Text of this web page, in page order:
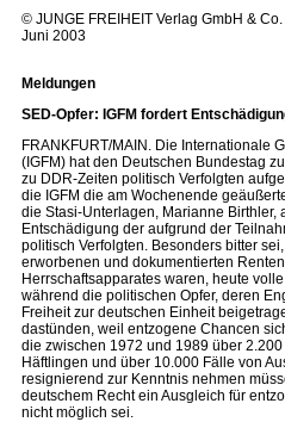
© JUNGE FREIHEIT Verlag GmbH & Co.
Juni 2003
Meldungen
SED-Opfer: IGFM fordert
FRANKFURT/MAIN. Die Internationale
(IGFM) hat den Deutschen Bundestag
zu DDR-Zeiten politisch Verfolgten
die IGFM die am Wochenende
die Stasi-Unterlagen, Marianne Birthler,
Entschädigung der aufgrund der
politisch Verfolgten. Besonders bitter
erworbenen und dokumentierten
Herrschaftsapparates waren, heute
während die politischen Opfer, deren
Freiheit zur deutschen Einheit
dastünden, weil entzogene Chancen
die zwischen 1972 und 1989 über
Häftlingen und über 10.000 Fälle von
resignierend zur Kenntnis nehmen
deutschem Recht ein Ausgleich für
nicht möglich sei.